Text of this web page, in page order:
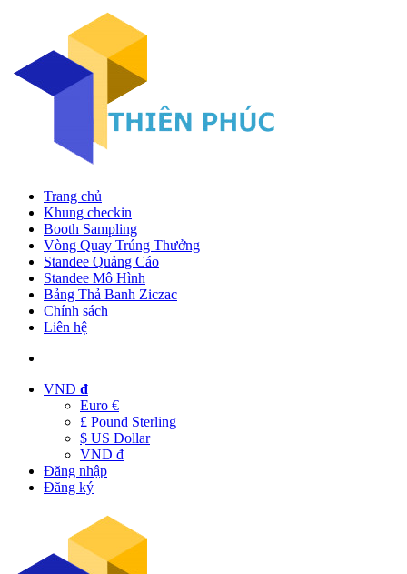
Trang chủ
Khung checkin
Booth Sampling
Vòng Quay Trúng Thưởng
Standee Quảng Cáo
Standee Mô Hình
Bảng Thả Banh Ziczac
Chính sách
Liên hệ
VND đ
Euro €
£ Pound Sterling
$ US Dollar
VND đ
Đăng nhập
Đăng ký